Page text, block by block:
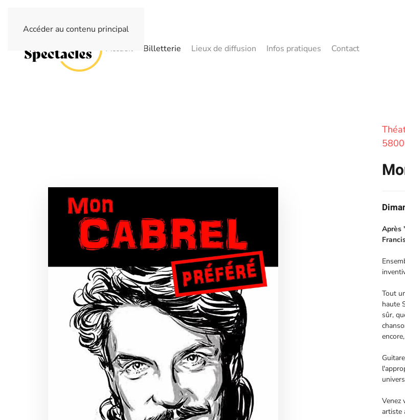
Accéder au contenu principal
Accueil
Billetterie Lieux de diffusion Infos pratiques Contact
Après
Tout
haute
sûr,
Venez
artiste